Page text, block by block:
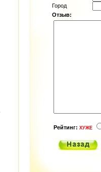
Город
Отзыв:
Рейтинг: ХУЖЕ